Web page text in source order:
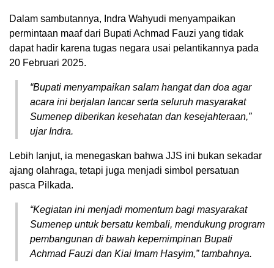
Dalam sambutannya, Indra Wahyudi menyampaikan
permintaan maaf dari Bupati Achmad Fauzi yang tidak
dapat hadir karena tugas negara usai pelantikannya pada
20 Februari 2025.
“Bupati menyampaikan salam hangat dan doa agar
acara ini berjalan lancar serta seluruh masyarakat
Sumenep diberikan kesehatan dan kesejahteraan,”
ujar Indra.
Lebih lanjut, ia menegaskan bahwa JJS ini bukan sekadar
ajang olahraga, tetapi juga menjadi simbol persatuan
pasca Pilkada.
“Kegiatan ini menjadi momentum bagi masyarakat
Sumenep untuk bersatu kembali, mendukung program
pembangunan di bawah kepemimpinan Bupati
Achmad Fauzi dan Kiai Imam Hasyim,” tambahnya.